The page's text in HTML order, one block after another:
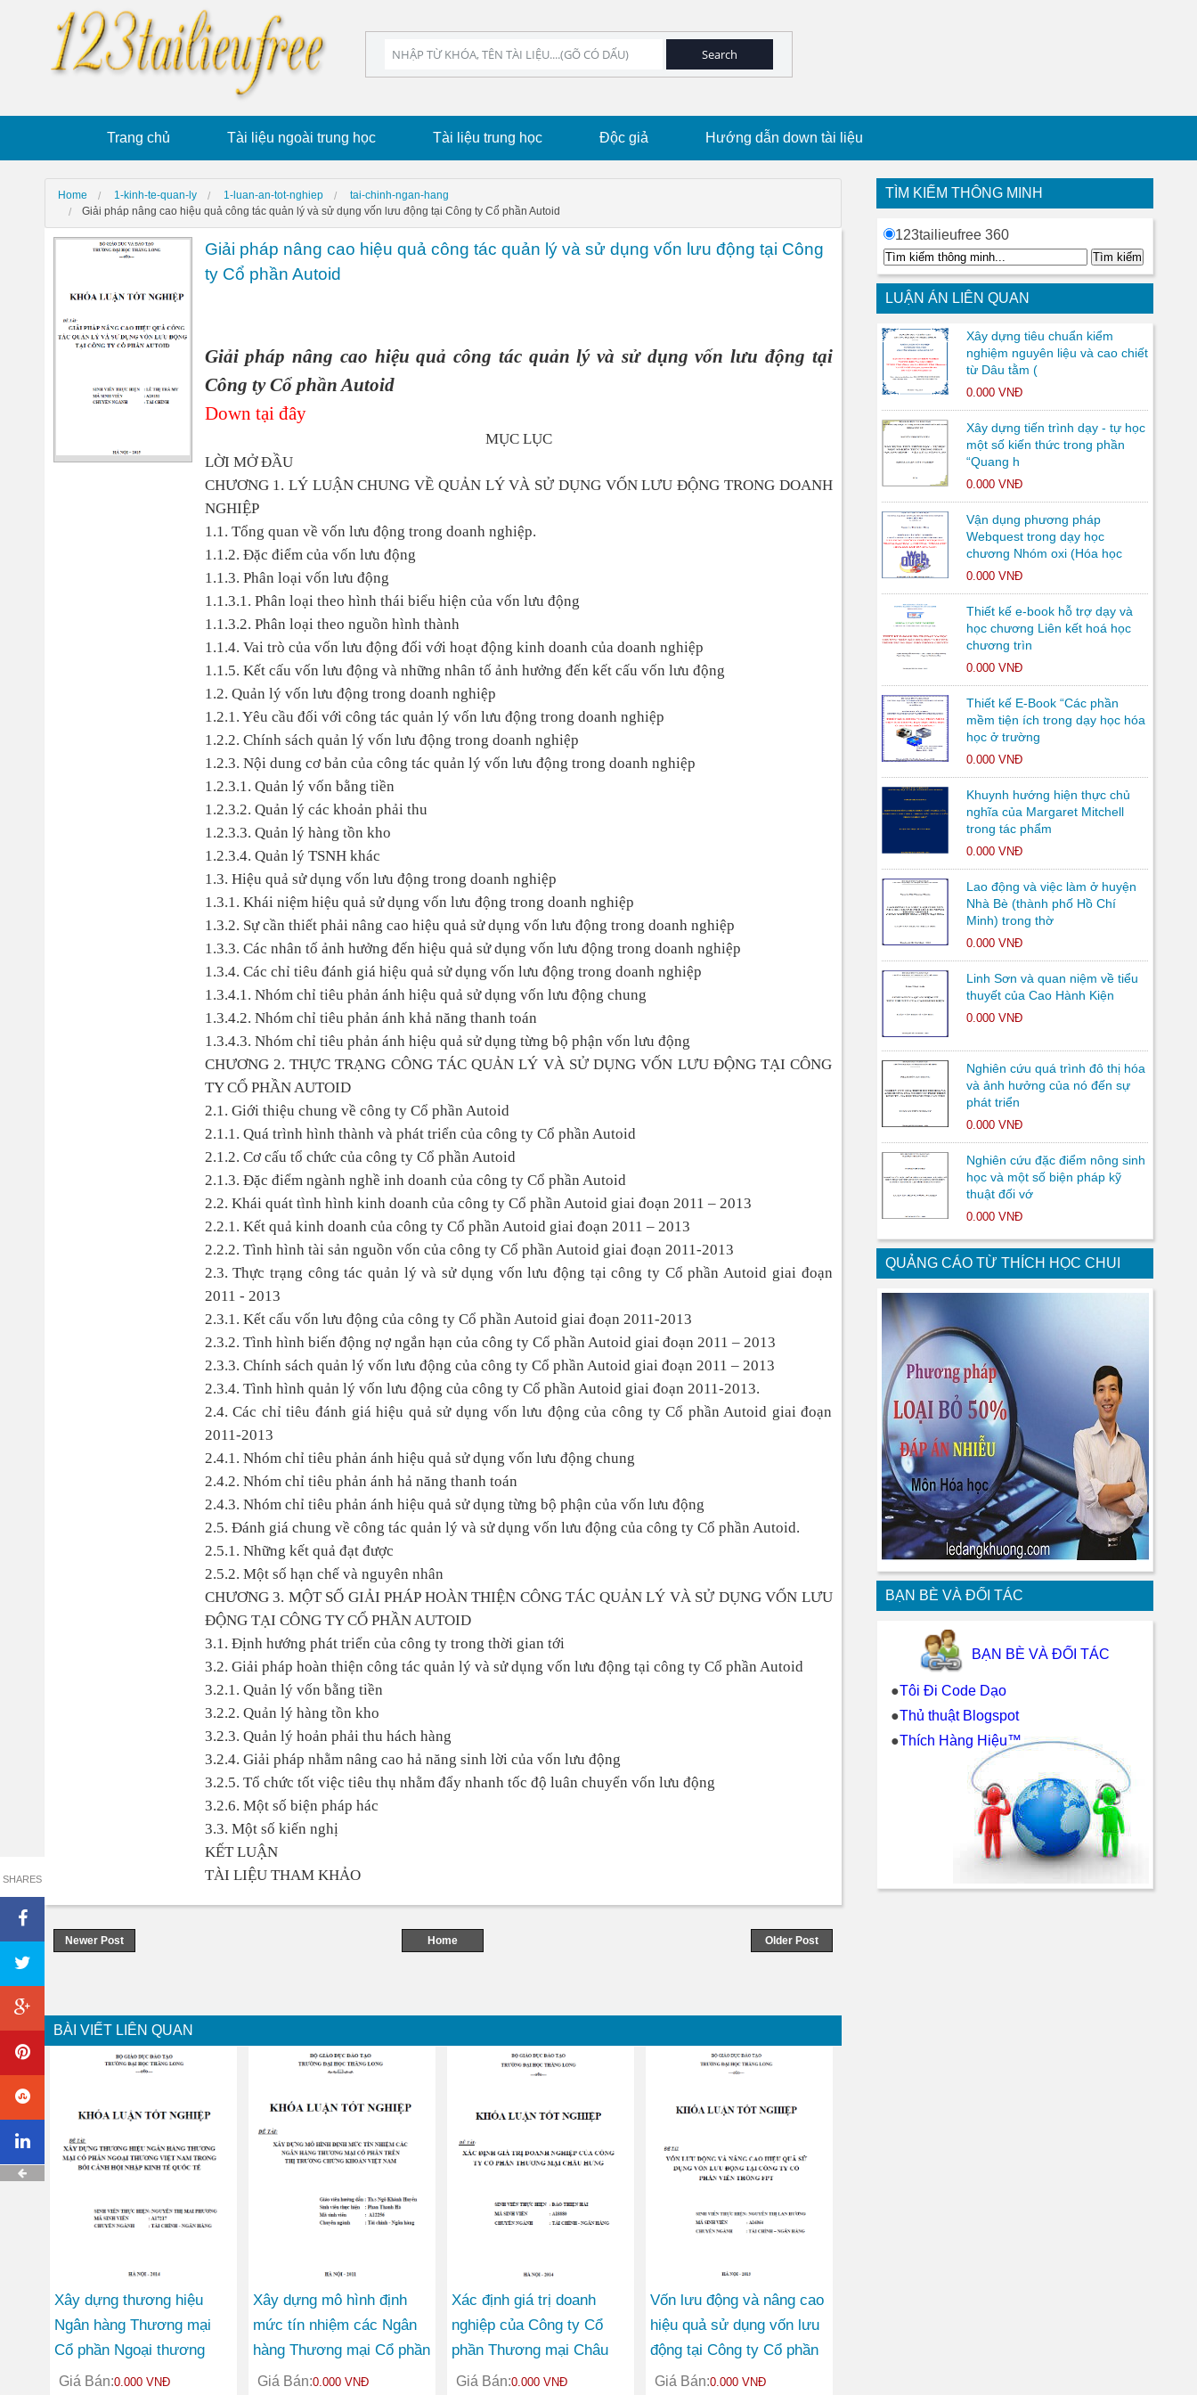
Trang chủ Tài liệu ngoài trung học Tài liệu trung học Độc giả Hướng dẫn down tài liệu
Home 1-kinh-te-quan-ly 1-luan-an-tot-nghiep
tai-chinh-ngan-hang
Giải pháp nâng cao hiệu quả công tác quản lý và sử dụng vốn lưu động tại Công ty Cổ phần Autoid
SHARES
Giải pháp nâng cao hiệu quả công tác quản lý và sử dụng vốn lưu động tại Công
ty Cổ phần Autoid
Giải pháp nâng cao hiệu quả công tác quản lý và sử dụng vốn lưu động tại
Công ty Cổ phần Autoid
Down tại đây
MỤC LỤC
LỜI MỞ ĐẦU
CHƯƠNG 1. LÝ LUẬN CHUNG VỀ QUẢN LÝ VÀ SỬ DỤNG VỐN LƯU ĐỘNG TRONG DOANH
NGHIỆP
1.1. Tổng quan về vốn lưu động trong doanh nghiệp.
1.1.2. Đặc điểm của vốn lưu động
1.1.3. Phân loại vốn lưu động
1.1.3.1. Phân loại theo hình thái biểu hiện của vốn lưu động
1.1.3.2. Phân loại theo nguồn hình thành
1.1.4. Vai trò của vốn lưu động đối với hoạt động kinh doanh của doanh nghiệp
1.1.5. Kết cấu vốn lưu động và những nhân tố ảnh hưởng đến kết cấu vốn lưu động
1.2. Quản lý vốn lưu động trong doanh nghiệp
1.2.1. Yêu cầu đối với công tác quản lý vốn lưu động trong doanh nghiệp
1.2.2. Chính sách quản lý vốn lưu động trong doanh nghiệp
1.2.3. Nội dung cơ bản của công tác quản lý vốn lưu động trong doanh nghiệp
1.2.3.1. Quản lý vốn bằng tiền
1.2.3.2. Quản lý các khoản phải thu
1.2.3.3. Quản lý hàng tồn kho
1.2.3.4. Quản lý TSNH khác
1.3. Hiệu quả sử dụng vốn lưu động trong doanh nghiệp
1.3.1. Khái niệm hiệu quả sử dụng vốn lưu động trong doanh nghiệp
1.3.2. Sự cần thiết phải nâng cao hiệu quả sử dụng vốn lưu động trong doanh nghiệp
1.3.3. Các nhân tố ảnh hưởng đến hiệu quả sử dụng vốn lưu động trong doanh nghiệp
1.3.4. Các chỉ tiêu đánh giá hiệu quả sử dụng vốn lưu động trong doanh nghiệp
1.3.4.1. Nhóm chỉ tiêu phản ánh hiệu quả sử dụng vốn lưu động chung
1.3.4.2. Nhóm chỉ tiêu phản ánh khả năng thanh toán
1.3.4.3. Nhóm chỉ tiêu phản ánh hiệu quả sử dụng từng bộ phận vốn lưu động
CHƯƠNG 2. THỰC TRẠNG CÔNG TÁC QUẢN LÝ VÀ SỬ DỤNG VỐN LƯU ĐỘNG TẠI CÔNG
TY CỔ PHẦN AUTOID
2.1. Giới thiệu chung về công ty Cổ phần Autoid
2.1.1. Quá trình hình thành và phát triển của công ty Cổ phần Autoid
2.1.2. Cơ cấu tổ chức của công ty Cổ phần Autoid
2.1.3. Đặc điểm ngành nghề inh doanh của công ty Cổ phần Autoid
2.2. Khái quát tình hình kinh doanh của công ty Cổ phần Autoid giai đoạn 2011 – 2013
2.2.1. Kết quả kinh doanh của công ty Cổ phần Autoid giai đoạn 2011 – 2013
2.2.2. Tình hình tài sản nguồn vốn của công ty Cổ phần Autoid giai đoạn 2011-2013
2.3. Thực trạng công tác quản lý và sử dụng vốn lưu động tại công ty Cổ phần Autoid giai đoạn
2011 - 2013
2.3.1. Kết cấu vốn lưu động của công ty Cổ phần Autoid giai đoạn 2011-2013
2.3.2. Tình hình biến động nợ ngắn hạn của công ty Cổ phần Autoid giai đoạn 2011 – 2013
2.3.3. Chính sách quản lý vốn lưu động của công ty Cổ phần Autoid giai đoạn 2011 – 2013
2.3.4. Tình hình quản lý vốn lưu động của công ty Cổ phần Autoid giai đoạn 2011-2013.
2.4. Các chỉ tiêu đánh giá hiệu quả sử dụng vốn lưu động của công ty Cổ phần Autoid giai đoạn
2011-2013
2.4.1. Nhóm chỉ tiêu phản ánh hiệu quả sử dụng vốn lưu động chung
2.4.2. Nhóm chỉ tiêu phản ánh hả năng thanh toán
2.4.3. Nhóm chỉ tiêu phản ánh hiệu quả sử dụng từng bộ phận của vốn lưu động
2.5. Đánh giá chung về công tác quản lý và sử dụng vốn lưu động của công ty Cổ phần Autoid.
2.5.1. Những kết quả đạt được
2.5.2. Một số hạn chế và nguyên nhân
CHƯƠNG 3. MỘT SỐ GIẢI PHÁP HOÀN THIỆN CÔNG TÁC QUẢN LÝ VÀ SỬ DỤNG VỐN LƯU
ĐỘNG TẠI CÔNG TY CỔ PHẦN AUTOID
3.1. Định hướng phát triển của công ty trong thời gian tới
3.2. Giải pháp hoàn thiện công tác quản lý và sử dụng vốn lưu động tại công ty Cổ phần Autoid
3.2.1. Quản lý vốn bằng tiền
3.2.2. Quản lý hàng tồn kho
3.2.3. Quản lý hoản phải thu hách hàng
3.2.4. Giải pháp nhằm nâng cao hả năng sinh lời của vốn lưu động
3.2.5. Tổ chức tốt việc tiêu thụ nhằm đẩy nhanh tốc độ luân chuyển vốn lưu động
3.2.6. Một số biện pháp hác
3.3. Một số kiến nghị
KẾT LUẬN
TÀI LIỆU THAM KHẢO
Newer Post Older Post
Home
BÀI VIẾT LIÊN QUAN
Xây dựng thương hiệu
Ngân hàng Thương mại
Cổ phần Ngoại thương
Việt Nam trong bối cảnh
Giá Bán:0.000 VNĐ
Xây dựng mô hình định
mức tín nhiệm các Ngân
hàng Thương mại Cổ phần
trên thị trường chứng
Giá Bán:0.000 VNĐ
Xác định giá trị doanh
nghiệp của Công ty Cổ
phần Thương mại Châu
Hưng
Giá Bán:0.000 VNĐ
Vốn lưu động và nâng cao
hiệu quả sử dụng vốn lưu
động tại Công ty Cổ phần
Viễn thông FPT
Giá Bán:0.000 VNĐ
TÌM KIẾM THÔNG MINH
123tailieufree 360
LUẬN ÁN LIÊN QUAN
Xây dựng tiêu chuẩn kiểm
nghiệm nguyên liệu và cao chiết
từ Dâu tằm (
0.000 VNĐ
Xây dựng tiến trình dạy - tự học
một số kiến thức trong phần
“Quang h
0.000 VNĐ
Vận dụng phương pháp
Webquest trong dạy học
chương Nhóm oxi (Hóa học
0.000 VNĐ
Thiết kế e-book hỗ trợ dạy và
học chương Liên kết hoá học
chương trìn
0.000 VNĐ
Thiết kế E-Book “Các phần
mềm tiện ích trong dạy học hóa
học ở trường
0.000 VNĐ
Khuynh hướng hiện thực chủ
nghĩa của Margaret Mitchell
trong tác phẩm
0.000 VNĐ
Lao động và việc làm ở huyện
Nhà Bè (thành phố Hồ Chí
Minh) trong thờ
0.000 VNĐ
Linh Sơn và quan niệm về tiểu
thuyết của Cao Hành Kiện
0.000 VNĐ
Nghiên cứu quá trình đô thị hóa
và ảnh hưởng của nó đến sự
phát triển
0.000 VNĐ
Nghiên cứu đặc điểm nông sinh
học và một số biện pháp kỹ
thuật đối vớ
0.000 VNĐ
QUẢNG CÁO TỪ THÍCH HỌC CHUI
BẠN BÈ VÀ ĐỐI TÁC
BẠN BÈ VÀ ĐỐI TÁC
●Tôi Đi Code Dạo
●Thủ thuật Blogspot
●Thích Hàng Hiệu™